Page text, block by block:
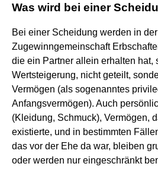
Was wird bei einer
Bei einer Scheidung werden in der
Zugewinngemeinschaft
die ein Partner allein erhalten hat,
Wertsteigerung, nicht geteilt,
Vermögen (als sogenanntes
Anfangsvermögen). Auch
(Kleidung, Schmuck), Vermögen,
existierte, und in bestimmten
das vor der Ehe da war, bleiben
oder werden nur eingeschränkt